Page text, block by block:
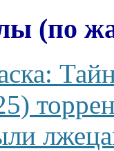
(по